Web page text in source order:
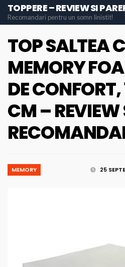
INSTAGRAM PINTEREST
TOPPERE – REVIEW SI
Recomandari pentru un somn linistit!
TOP SALTEA
MEMORY
DE
CM – REVIEW
25
MEMORY